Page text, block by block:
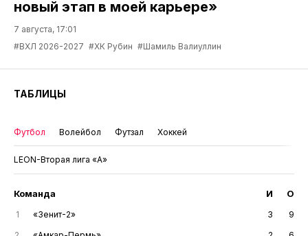
новый этап в моей карьере»
7 августа, 17:01
#ВХЛ 2026-2027 #ХК Рубин #Шамиль Валиуллин
ТАБЛИЦЫ
Футбол Волейбол Футзал Хоккей
LEON-Вторая лига «А»
Команда И О
1 «Зенит-2» 3
9